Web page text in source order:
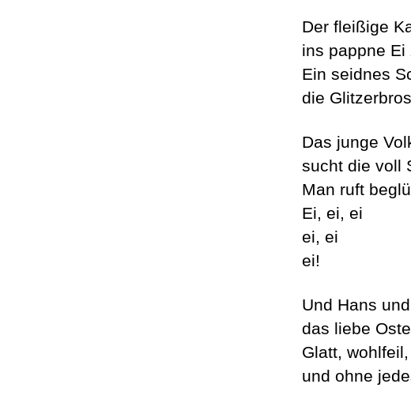
Der fleißige
ins pappne Ei
Ein seidnes
die
Das junge
sucht die voll
Man ruft
Ei, ei, ei
ei, ei
ei!
Und Hans
das liebe
Glatt,
und ohne